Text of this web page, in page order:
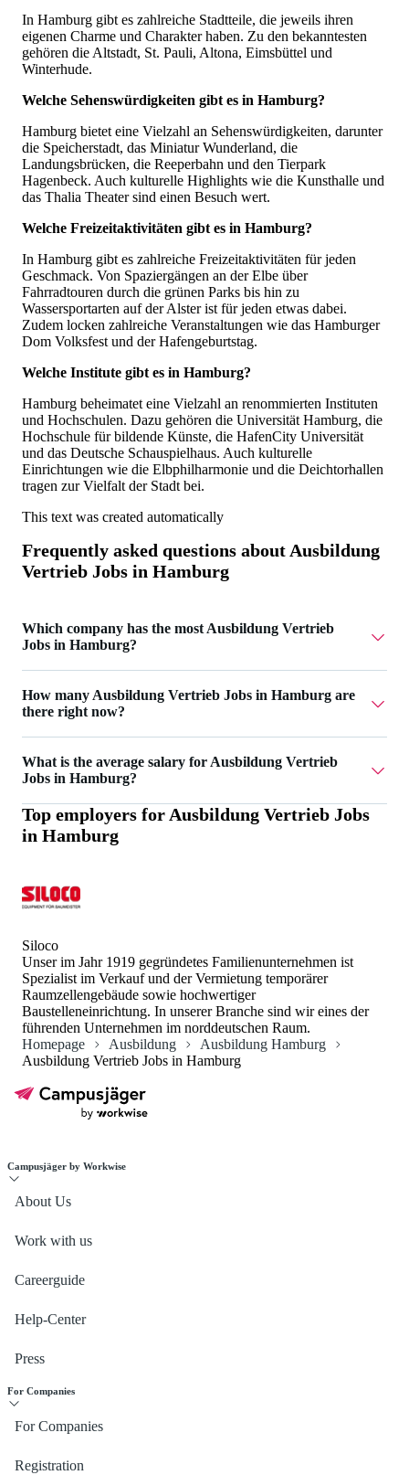
In Hamburg gibt es zahlreiche Stadtteile, die jeweils ihren
eigenen Charme und Charakter haben. Zu den bekanntesten
gehören die Altstadt, St. Pauli, Altona, Eimsbüttel und
Winterhude.
Welche Sehenswürdigkeiten gibt es in Hamburg?
Hamburg bietet eine Vielzahl an Sehenswürdigkeiten, darunter
die Speicherstadt, das Miniatur Wunderland, die
Landungsbrücken, die Reeperbahn und den Tierpark
Hagenbeck. Auch kulturelle Highlights wie die Kunsthalle und
das Thalia Theater sind einen Besuch wert.
Welche Freizeitaktivitäten gibt es in Hamburg?
In Hamburg gibt es zahlreiche Freizeitaktivitäten für jeden
Geschmack. Von Spaziergängen an der Elbe über
Fahrradtouren durch die grünen Parks bis hin zu
Wassersportarten auf der Alster ist für jeden etwas dabei.
Zudem locken zahlreiche Veranstaltungen wie das Hamburger
Dom Volksfest und der Hafengeburtstag.
Welche Institute gibt es in Hamburg?
Hamburg beheimatet eine Vielzahl an renommierten Instituten
und Hochschulen. Dazu gehören die Universität Hamburg, die
Hochschule für bildende Künste, die HafenCity Universität
und das Deutsche Schauspielhaus. Auch kulturelle
Einrichtungen wie die Elbphilharmonie und die Deichtorhallen
tragen zur Vielfalt der Stadt bei.
This text was created automatically
Frequently asked questions about Ausbildung
Vertrieb Jobs in Hamburg
Which company has the most Ausbildung Vertrieb
Jobs in Hamburg?
Ausbildung Vertrieb Jobs in Hamburg.
How many Ausbildung Vertrieb Jobs in Hamburg are
there right now?
Hamburg.
What is the average salary for Ausbildung Vertrieb
Jobs in Hamburg?
The average salary for Ausbildung Vertrieb Jobs in
Hamburg is 1.370 €.
Top employers for Ausbildung Vertrieb Jobs
in Hamburg
Siloco
Unser im Jahr 1919 gegründetes Familienunternehmen ist
Spezialist im Verkauf und der Vermietung temporärer
Raumzellengebäude sowie hochwertiger
Baustelleneinrichtung. In unserer Branche sind wir eines der
führenden Unternehmen im norddeutschen Raum.
Homepage
Ausbildung
Ausbildung Hamburg
Ausbildung Vertrieb Jobs in Hamburg
Campusjäger by Workwise
About Us
Work with us
Careerguide
Help-Center
Press
For Companies
For Companies
Registration